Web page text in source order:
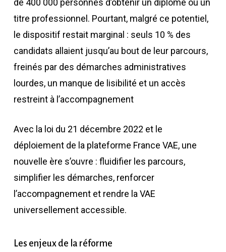
de 400 000 personnes d’obtenir un diplôme ou un
titre professionnel. Pourtant, malgré ce potentiel,
le dispositif restait marginal : seuls 10 % des
candidats allaient jusqu’au bout de leur parcours,
freinés par des démarches administratives
lourdes, un manque de lisibilité et un accès
restreint à l’accompagnement
Avec la loi du 21 décembre 2022 et le
déploiement de la plateforme France VAE, une
nouvelle ère s’ouvre : fluidifier les parcours,
simplifier les démarches, renforcer
l’accompagnement et rendre la VAE
universellement accessible.
Les enjeux de la réforme